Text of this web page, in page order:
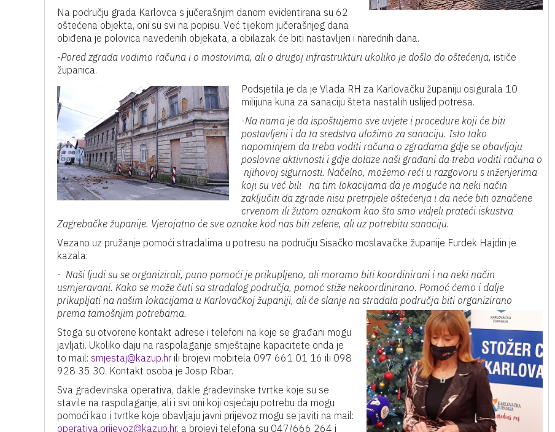
Na području grada Karlovca s jučerašnjim danom evidentirana su 62
oštećena objekta, oni su svi na popisu. Već tijekom jučerašnjeg dana
obiđena je polovica navedenih objekata, a obilazak će biti nastavljen i narednih dana.
-Pored zgrada vodimo računa i o mostovima, ali o drugoj infrastrukturi ukoliko je došlo do oštećenja, ističe
županica.
Podsjetila je da je Vlada RH za Karlovačku županiju osigurala 10
milijuna kuna za sanaciju šteta nastalih uslijed potresa.
-Na nama je da ispoštujemo sve uvjete i procedure koji će biti
postavljeni i da ta sredstva uložimo za sanaciju. Isto tako
napominjem da treba voditi računa o zgradama gdje se obavljaju
poslovne aktivnosti i gdje dolaze naši građani da treba voditi računa o
njihovoj sigurnosti. Načelno, možemo reći u razgovoru s inženjerima
koji su već bili na tim lokacijama da je moguće na neki način
zaključiti da zgrade nisu pretrpjele oštećenja i da neće biti označene
crvenom ili žutom oznakom kao što smo vidjeli prateći iskustva
Zagrebačke županije. Vjerojatno će sve oznake kod nas biti zelene, ali uz potrebitu sanaciju.
Vezano uz pružanje pomoći stradalima u potresu na području Sisačko moslavačke županije Furdek Hajdin je
kazala:
- Naši ljudi su se organizirali, puno pomoći je prikupljeno, ali moramo biti koordinirani i na neki način
usmjeravani. Kako se može čuti sa stradalog područja, pomoć stiže nekoordinirano. Pomoć ćemo i dalje
prikupljati na našim lokacijama u Karlovačkoj županiji, ali će slanje na stradala područja biti organizirano
prema tamošnjim potrebama.
Stoga su otvorene kontakt adrese i telefoni na koje se građani mogu
javljati. Ukoliko daju na raspolaganje smještajne kapacitete onda je
to mail: smjestaj@kazup.hr ili brojevi mobitela 097 661 01 16 ili 098
928 35 30. Kontakt osoba je Josip Ribar.
Sva građevinska operativa, dakle građevinske tvrtke koje su se
stavile na raspolaganje, ali i svi oni koji osjećaju potrebu da mogu
pomoći kao i tvrtke koje obavljaju javni prijevoz mogu se javiti na mail:
operativa.prijevoz@kazup.hr, a brojevi telefona su 047/666 264 i